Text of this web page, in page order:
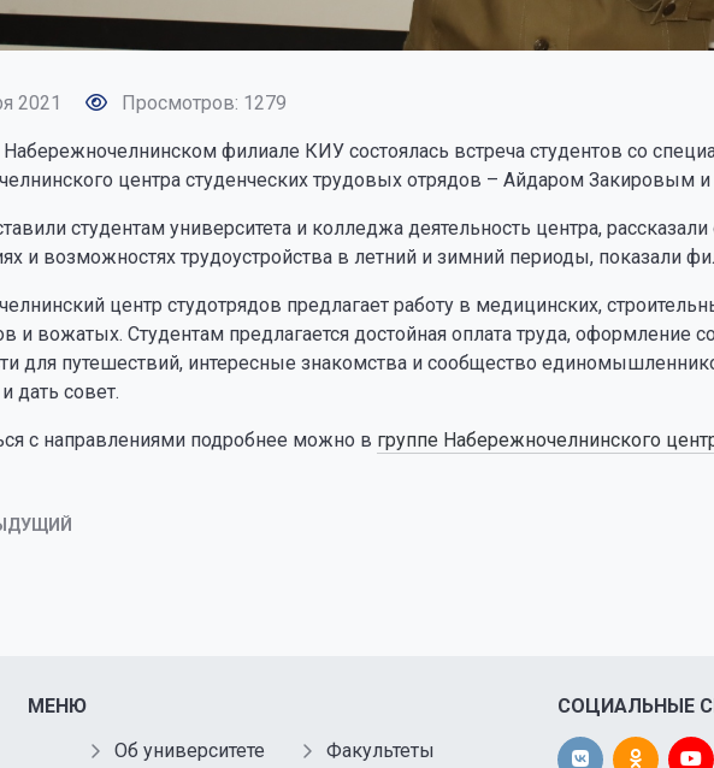
2021 Просмотров: 1279
Набережночелнинском филиале КИУ состоялась встреча студентов со
центра студенческих трудовых отрядов – Айдаром
студентам университета и колледжа деятельность центра,
и возможностях трудоустройства в летний и зимний периоды, показали
центр студотрядов предлагает работу в медицинских,
и вожатых. Студентам предлагается достойная оплата труда, оформление
для путешествий, интересные знакомства и сообщество
дать совет.
с направлениями подробнее можно в группе Набережночелнинского
МЕНЮ
Об университете
Факультеты
СОЦИАЛЬНЫЕ